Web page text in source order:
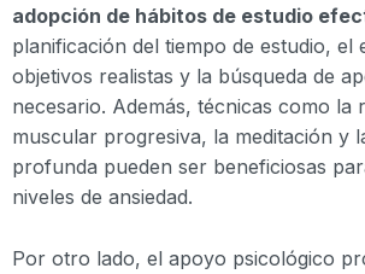
adopción de hábitos de estudio
planificación del tiempo de estudio, el
objetivos realistas y la búsqueda de
necesario. Además, técnicas como la
muscular progresiva, la meditación y
profunda pueden ser beneficiosas
niveles de ansiedad.
Por otro lado, el apoyo psicológico